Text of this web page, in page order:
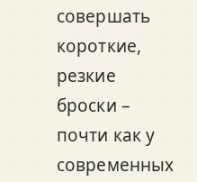
совершать
короткие,
резкие
броски –
почти как у
современных